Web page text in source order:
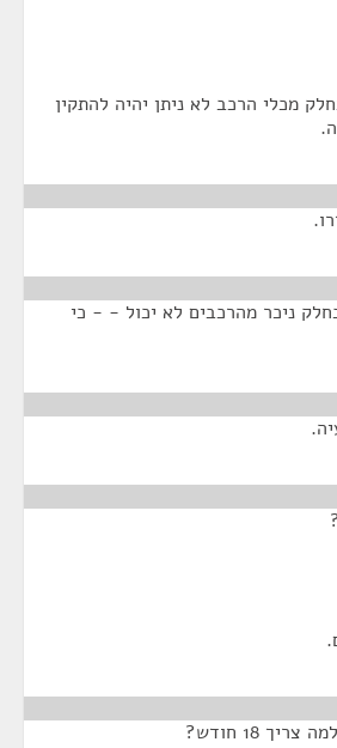
מכלי הרכב לא ניתן יהיה להתקין
ניכר מהרכבים לא יכול - - כי
18 חודש?